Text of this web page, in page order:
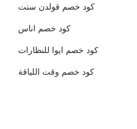
كود خصم قولدن سنت
كود خصم اناس
كود خصم ايوا للنظارات
كود خصم وقت اللياقة